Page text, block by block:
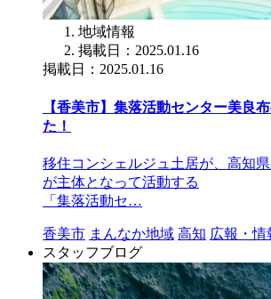
地域情報
掲載日：2025.01.16
掲載日：2025.01.16
【香美市】集落活動センター美良
た！
移住コンシェルジュ土居が、高知
が主体となって活動する
「集落活動セ…
香美市 まんなか地域 高知 広報・情
スタッフブログ